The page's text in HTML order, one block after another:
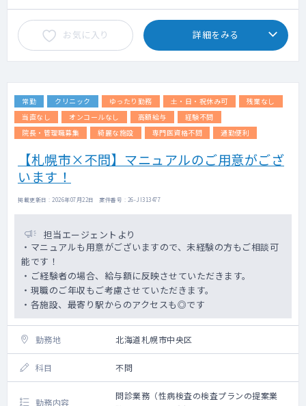
お気に入り 詳細をみる
常勤 クリニック ゆったり勤務 土・日・祝休み可
残業なし
当直なし
オンコールなし 高額給与
経験不問
院長・管理職募集
綺麗な施設 専門医資格不問 通勤便利
【札幌市×不問】マニュアルのご用意がござ
います！
掲載更新日 : 2026年07月22日 案件番号 : 26-JI313477
担当エージェントより
・マニュアルも用意がございますので、未経験の方もご相談可
能です！
・ご経験者の場合、給与額に反映させていただきます。
・現職のご年収もご考慮させていただきます。
・各施設、最寄り駅からのアクセスも◎です
勤務地 北海道札幌市中央区
科目 不問
勤務内容
問診業務（性病検査の検査プランの提案業